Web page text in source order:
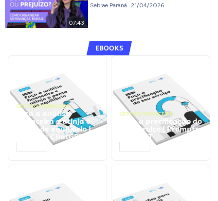
07:43
Sebrae Paraná 21/04/2026
EBOOKS
GESTÃO FINANCEIRA
Faça a análise
financeira e atinja o
ponto de equilíbrio |
Prompts ChatGPT
GESTÃO FINANCEIRA
Faça a precificação do
seu serviço | Prompts
ChatGPT